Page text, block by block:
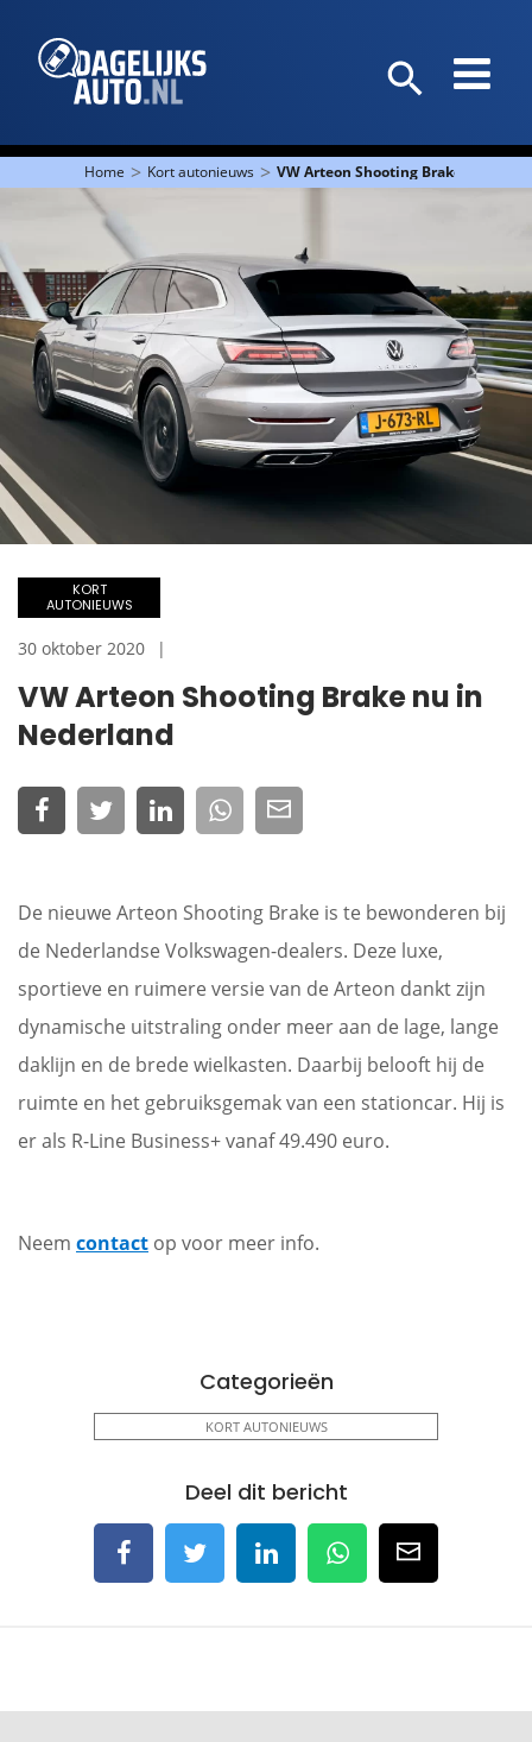
Home > Kort autonieuws > VW Arteon Shooting Brake nu in
VW Arteon Shooting Brake nu in
Nederland
KORT
AUTONIEUWS
30 oktober 2020
De nieuwe Arteon Shooting Brake is te bewonderen bij
de Nederlandse Volkswagen-dealers. Deze luxe,
sportieve en ruimere versie van de Arteon dankt zijn
dynamische uitstraling onder meer aan de lage, lange
daklijn en de brede wielkasten. Daarbij belooft hij de
ruimte en het gebruiksgemak van een stationcar. Hij is
er als R-Line Business+ vanaf 49.490 euro.
Neem contact op voor meer info.
Categorieën
KORT AUTONIEUWS
Deel dit bericht